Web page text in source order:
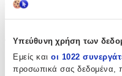
Υπεύθυνη χρήση των
Εμείς και οι 1022
προσωπικά σας δεδομένα,
Σταυρουδάκι
Τεμάχια:
50